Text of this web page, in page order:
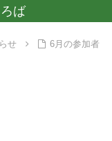
ば
せ
6月の参加者